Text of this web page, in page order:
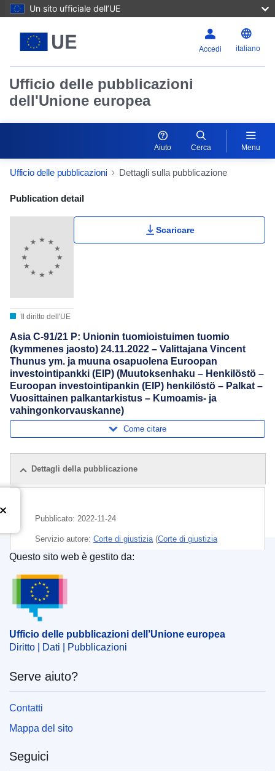
Un sito ufficiale dell’UE
Accedi italiano
Ufficio delle pubblicazioni
dell'Unione europea
Aiuto Cerca Menu
Ufficio delle pubblicazioni Dettagli sulla pubblicazione
Publication Detail Actions Portlet
Publication detail
Il diritto dell'UE
Scaricare
Asia C-91/21 P: Unionin tuomioistuimen tuomio
(kymmenes jaosto) 24.11.2022 – Valittajana Vincent
Thunus ym. ja muuna osapuolena Euroopan
investointipankki (EIP) (Muutoksenhaku – Henkilöstö –
Euroopan investointipankin (EIP) henkilöstö – Palkat –
Vuosittainen palkantarkistus – Kumoamis- ja
vahingonkorvauskanne)
Come citare
Dettagli della pubblicazione
Pubblicato: 2022-11-24
Servizio autore: Corte di giustizia(Corte di giustizia
dell’Unione europea)
Argomento:
rivalutazione dei salari
CELEX : 62021CA0091
OJ : JOC_2023_024_R_0007
IMMC : ARR-C-0091-2021
Ufficio delle pubblicazioni dell’Unione europea
Questo sito web è gestito da:
Ufficio delle pubblicazioni dell’Unione europea
Diritto | Dati | Pubblicazioni
Serve aiuto?
Contatti
Mappa del sito
Seguici